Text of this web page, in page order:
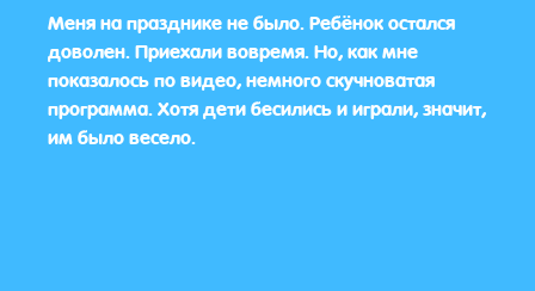
Меня на празднике не было. Ребёнок остался
доволен. Приехали вовремя. Но, как мне
показалось по видео, немного скучноватая
программа. Хотя дети бесились и играли, значит,
им было весело.